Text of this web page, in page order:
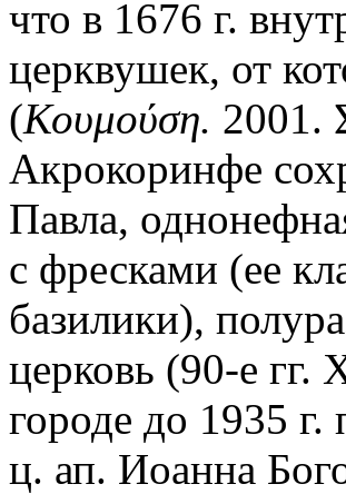
что в 1676 г.
церквушек, от
(Κουμούση. 2001.
Акрокоринфе
Павла,
с фресками (ее
базилики),
церковь (90-е
городе до 1935 г.
ц. ап. Иоанна